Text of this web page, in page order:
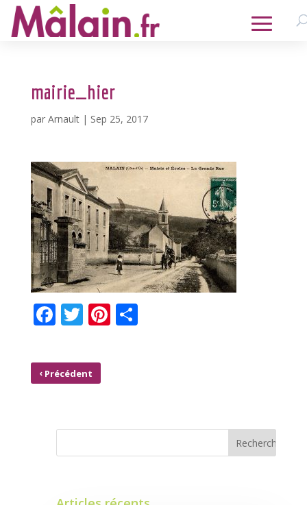
mairie_hier
par Arnault| Sep 25, 2017
F
e
b
o
T
itt
er
Pi P
‹Précédent